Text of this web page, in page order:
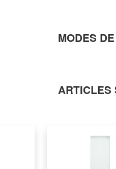
MODES
ARTICLES